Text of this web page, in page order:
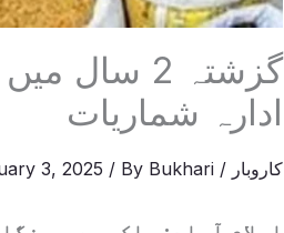
گزشتہ 2
ادارہ شماریات
کاروبار /
3, 2025 / By Bukhari